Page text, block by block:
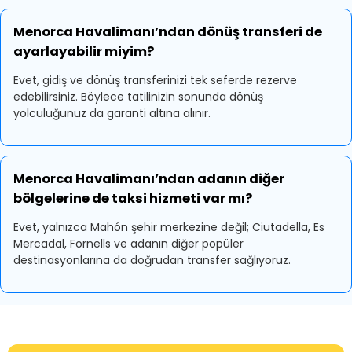
Menorca Havalimanı’ndan dönüş transferi de
ayarlayabilir miyim?
Evet, gidiş ve dönüş transferinizi tek seferde rezerve
edebilirsiniz. Böylece tatilinizin sonunda dönüş
yolculuğunuz da garanti altına alınır.
Menorca Havalimanı’ndan adanın diğer
bölgelerine de taksi hizmeti var mı?
Evet, yalnızca Mahón şehir merkezine değil; Ciutadella, Es
Mercadal, Fornells ve adanın diğer popüler
destinasyonlarına da doğrudan transfer sağlıyoruz.